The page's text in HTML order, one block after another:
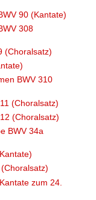
90 (Kantate)
308
(Choralsatz)
BWV 310
(Choralsatz)
(Choralsatz)
BWV 34a
zum 24.